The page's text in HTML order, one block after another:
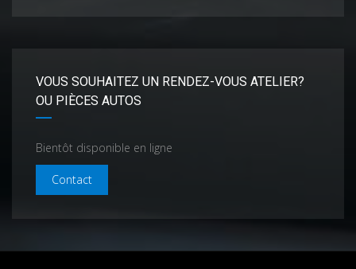
VOUS SOUHAITEZ UN RENDEZ-VOUS ATELIER?
OU PIÈCES AUTOS
Bientôt disponible en ligne
Contact